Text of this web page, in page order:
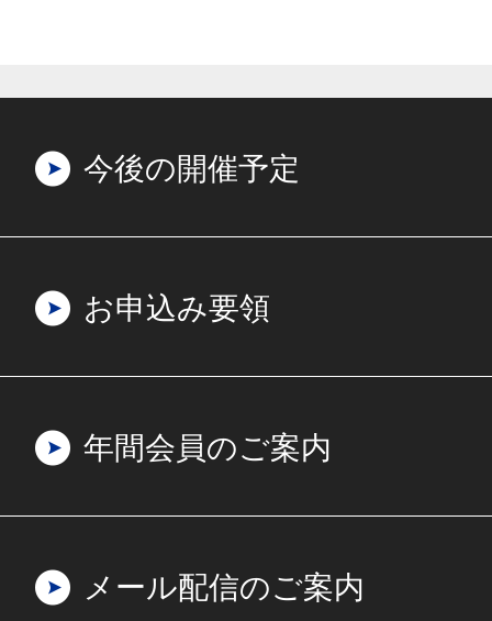
今後の開催予定
お申込み要領
年間会員のご案内
メール配信のご案内